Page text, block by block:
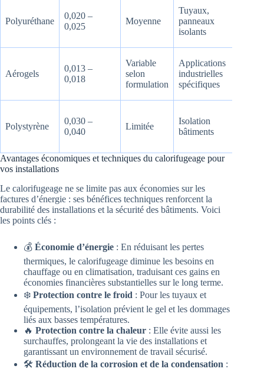
Polyuréthane
0,020 –
0,025
Moyenne
Tuyaux,
panneaux
isolants
Aérogels
0,013 –
0,018
Variable
selon
formulation
Applications
industrielles
spécifiques
Polystyrène
0,030 –
0,040
Limitée
Isolation
bâtiments
Avantages économiques et techniques du calorifugeage pour
vos installations
Le calorifugeage ne se limite pas aux économies sur les
factures d’énergie : ses bénéfices techniques renforcent la
durabilité des installations et la sécurité des bâtiments. Voici
les points clés :
💰 Économie d’énergie : En réduisant les pertes
thermiques, le calorifugeage diminue les besoins en
chauffage ou en climatisation, traduisant ces gains en
économies financières substantielles sur le long terme.
❄️ Protection contre le froid : Pour les tuyaux et
équipements, l’isolation prévient le gel et les dommages
liés aux basses températures.
🔥 Protection contre la chaleur : Elle évite aussi les
surchauffes, prolongeant la vie des installations et
garantissant un environnement de travail sécurisé.
🛠️ Réduction de la corrosion et de la condensation :